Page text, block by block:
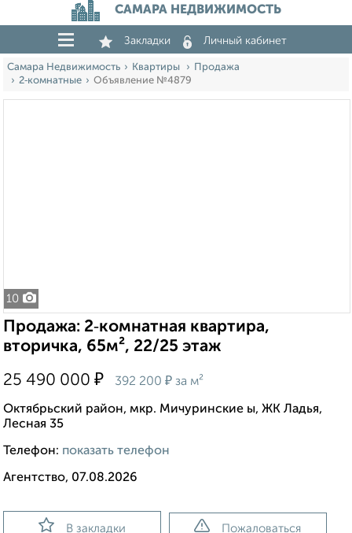
САМАРА НЕДВИЖИМОСТЬ
Закладки Личный кабинет
Самара Недвижимость Квартиры
Продажа
2‑комнатные
Объявление №4879
10
Продажа: 2‑комнатная квартира,
вторичка, 65м², 22/25 этаж
25 490 000 ₽ 392 200 ₽ за м²
Октябрьский район, мкр. Мичуринские ы, ЖК Ладья,
Лесная 35
Телефон: показать телефон
Агентство, 07.08.2026
В закладки Пожаловаться